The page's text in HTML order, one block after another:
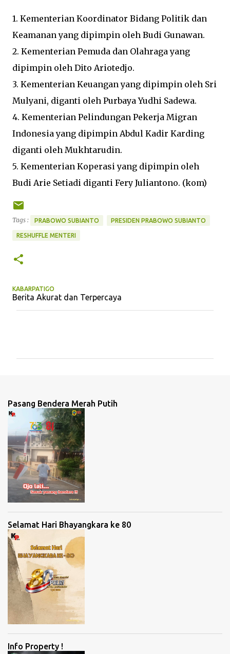
1. Kementerian Koordinator Bidang Politik dan
Keamanan yang dipimpin oleh Budi Gunawan.
2. Kementerian Pemuda dan Olahraga yang
dipimpin oleh Dito Ariotedjo.
3. Kementerian Keuangan yang dipimpin oleh Sri
Mulyani, diganti oleh Purbaya Yudhi Sadewa.
4. Kementerian Pelindungan Pekerja Migran
Indonesia yang dipimpin Abdul Kadir Karding
diganti oleh Mukhtarudin.
5. Kementerian Koperasi yang dipimpin oleh
Budi Arie Setiadi diganti Fery Juliantono. (kom)
Tags : PRABOWO SUBIANTO PRESIDEN PRABOWO SUBIANTO
RESHUFFLE MENTERI
KABARPATIGO
Berita Akurat dan Terpercaya
Pasang Bendera Merah Putih
Selamat Hari Bhayangkara ke 80
Info Property !